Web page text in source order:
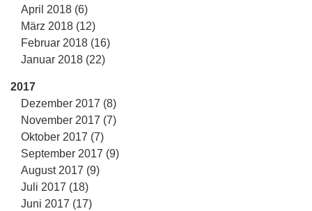
April 2018 (6)
März 2018 (12)
Februar 2018 (16)
Januar 2018 (22)
2017
Dezember 2017 (8)
November 2017 (7)
Oktober 2017 (7)
September 2017 (9)
August 2017 (9)
Juli 2017 (18)
Juni 2017 (17)